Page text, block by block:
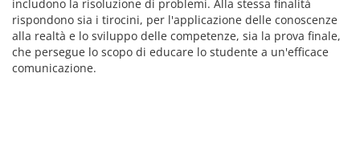
includono la risoluzione di problemi. Alla stessa finalità
rispondono sia i tirocini, per l'applicazione delle conoscenze
alla realtà e lo sviluppo delle competenze, sia la prova finale,
che persegue lo scopo di educare lo studente a un'efficace
comunicazione.